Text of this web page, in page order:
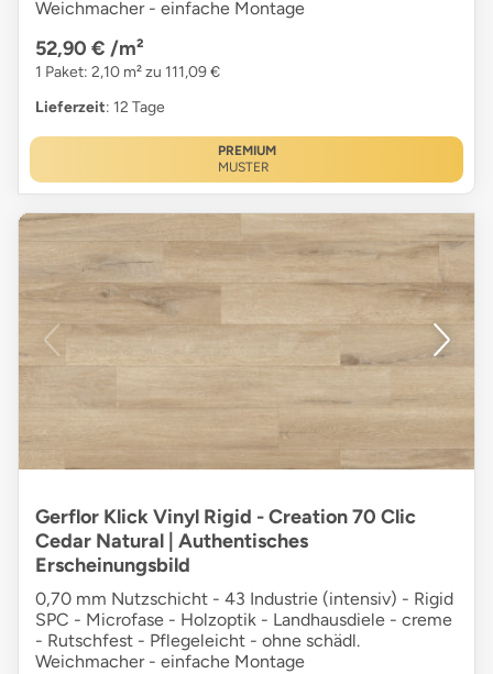
Weichmacher - einfache Montage
52,90 € /m²
1 Paket: 2,10 m² zu 111,09 €
Lieferzeit: 12 Tage
PREMIUM
MUSTER
Gerflor Klick Vinyl Rigid - Creation 70 Clic
Cedar Natural | Authentisches
Erscheinungsbild
0,70 mm Nutzschicht - 43 Industrie (intensiv) - Rigid
SPC - Microfase - Holzoptik - Landhausdiele - creme
- Rutschfest - Pflegeleicht - ohne schädl.
Weichmacher - einfache Montage